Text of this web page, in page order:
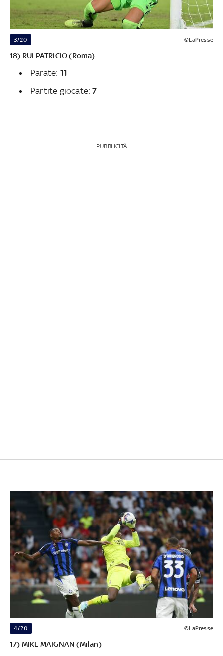
3/20 ©LaPresse
18) RUI PATRICIO (Roma)
Parate: 11
Partite giocate:7
PUBBLICITÀ
4/20 ©LaPresse
17) MIKE MAIGNAN (Milan)